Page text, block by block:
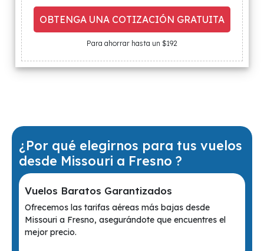
OBTENGA UNA COTIZACIÓN GRATUITA
Para ahorrar hasta un $192
¿Por qué elegirnos para tus vuelos
desde Missouri a Fresno ?
Vuelos Baratos Garantizados
Ofrecemos las tarifas aéreas más bajas desde
Missouri a Fresno, asegurándote que encuentres el
mejor precio.